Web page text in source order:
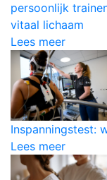
persoonlijk
vitaal lichaam
Lees meer
Inspanningstest:
Lees meer